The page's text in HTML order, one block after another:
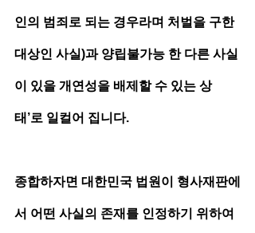
인의 범죄로 되는 경우라며 처벌을 구한
대상인 사실)과 양립불가능 한 다른 사실
이 있을 개연성을 배제할 수 있는 상
태’로 일컬어 집니다.
종합하자면 대한민국 법원이 형사재판에
서 어떤 사실의 존재를 인정하기 위하여